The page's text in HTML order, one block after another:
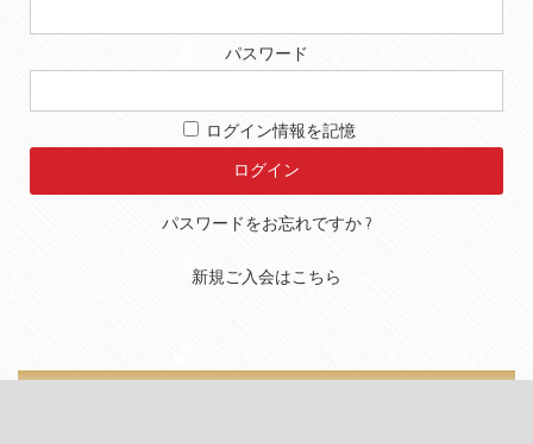
パスワード
ログイン情報を記憶
パスワードをお忘れですか ?
新規ご入会はこちら